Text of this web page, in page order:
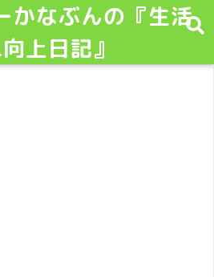
かなぶんの『生活
上日記』